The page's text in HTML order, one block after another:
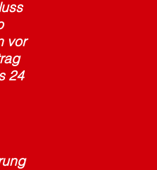
vor
24